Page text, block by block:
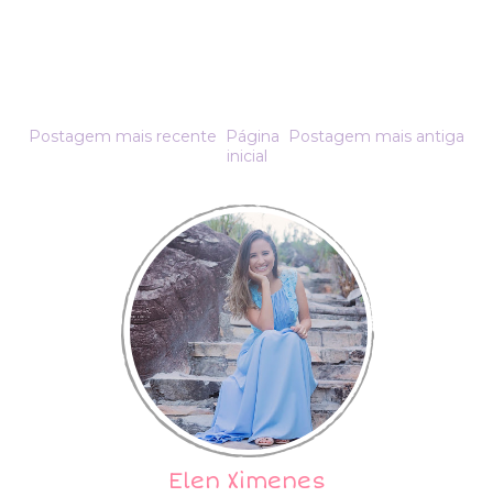
Postagem mais recente Postagem mais antiga
Página
inicial
Elen Ximenes